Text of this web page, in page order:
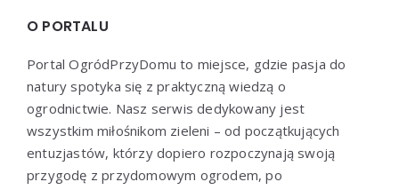
O PORTALU
Portal OgródPrzyDomu to miejsce, gdzie pasja do
natury spotyka się z praktyczną wiedzą o
ogrodnictwie. Nasz serwis dedykowany jest
wszystkim miłośnikom zieleni – od początkujących
entuzjastów, którzy dopiero rozpoczynają swoją
przygodę z przydomowym ogrodem, po